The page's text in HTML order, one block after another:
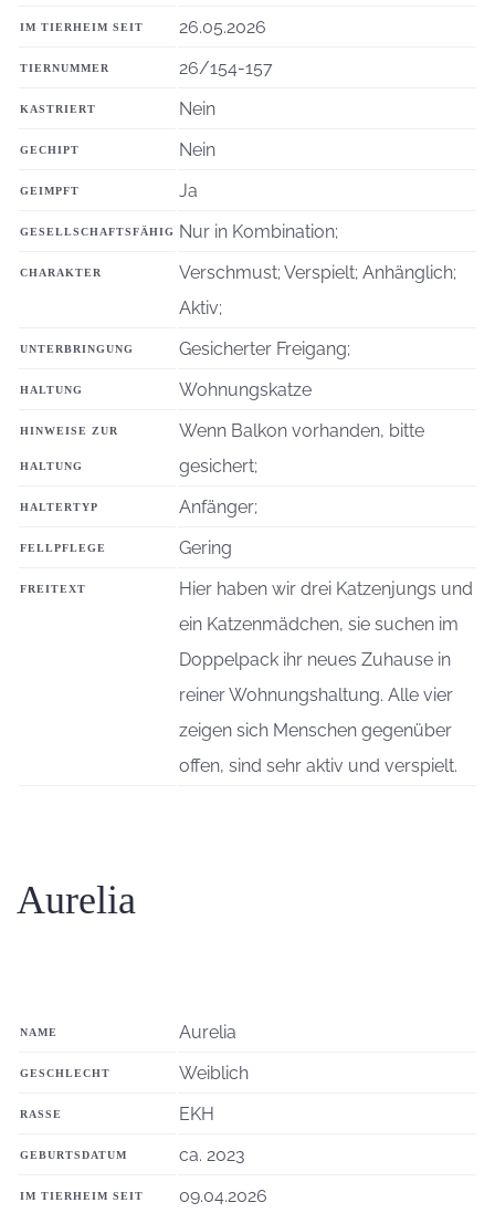
IM TIERHEIM SEIT 26.05.2026
TIERNUMMER 26/154-157
KASTRIERT Nein
GECHIPT Nein
GEIMPFT Ja
GESELLSCHAFTSFÄHIG Nur in Kombination;
CHARAKTER
Verschmust; Verspielt; Anhänglich;
Aktiv;
UNTERBRINGUNG Gesicherter Freigang;
HALTUNG Wohnungskatze
HINWEISE ZUR
HALTUNG
Wenn Balkon vorhanden, bitte
gesichert;
HALTERTYP Anfänger;
FELLPFLEGE Gering
FREITEXT
Hier haben wir drei Katzenjungs und
ein Katzenmädchen, sie suchen im
Doppelpack ihr neues Zuhause in
reiner Wohnungshaltung. Alle vier
zeigen sich Menschen gegenüber
offen, sind sehr aktiv und verspielt.
Aurelia
NAME Aurelia
GESCHLECHT Weiblich
RASSE EKH
GEBURTSDATUM ca. 2023
IM TIERHEIM SEIT 09.04.2026